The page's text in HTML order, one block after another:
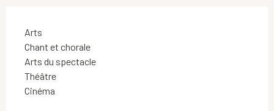
Arts
Chant et chorale
Arts du spectacle
Théâtre
Cinéma